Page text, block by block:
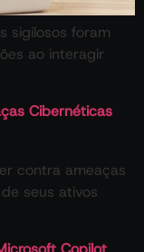
sigilosos foram
ao interagir
Cibernéticas
contra ameaças
seus ativos